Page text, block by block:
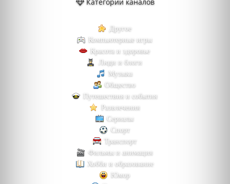
Другое
Компьютерные игры
Красота и здоровье
Люди и блоги
Музыка
Общество
Путешествия и события
Развлечения
Сериалы
Спорт
Транспорт
Фильмы и анимация
Хобби и образование
Юмор